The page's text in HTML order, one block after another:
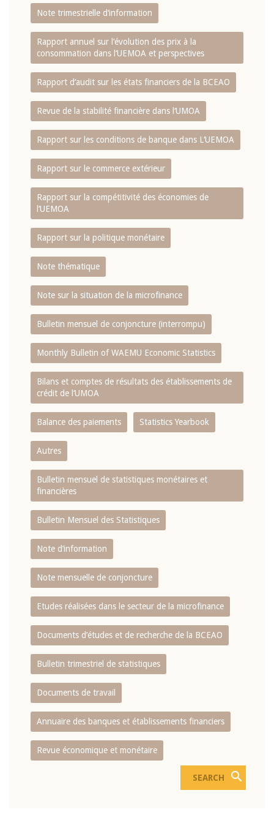
Note trimestrielle d‘information
Rapport annuel sur l‘évolution des prix à la
consommation dans l‘UEMOA et perspectives
Rapport d‘audit sur les états financiers de la BCEAO
Revue de la stabilité financière dans l‘UMOA
Rapport sur les conditions de banque dans L‘UEMOA
Rapport sur le commerce extérieur
Rapport sur la compétitivité des économies de
l‘UEMOA
Rapport sur la politique monétaire
Note thématique
Note sur la situation de la microfinance
Bulletin mensuel de conjoncture (interrompu)
Monthly Bulletin of WAEMU Economic Statistics
Bilans et comptes de résultats des établissements de
crédit de l‘UMOA
Balance des paiements Statistics Yearbook
Autres
Bulletin mensuel de statistiques monétaires et
financières
Bulletin Mensuel des Statistiques
Note d’information
Note mensuelle de conjoncture
Etudes réalisées dans le secteur de la microfinance
Documents d’études et de recherche de la BCEAO
Bulletin trimestriel de statistiques
Documents de travail
Annuaire des banques et établissements financiers
Revue économique et monétaire